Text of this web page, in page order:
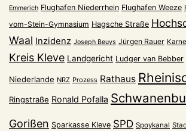
Emmerich Flughafen Niederrhein Flughafen Weeze
vom-Stein-Gymnasium Hagsche Straße
Waal Inzidenz Joseph Beuys Jürgen Rauer
Kreis Kleve Landgericht Ludger van Bebber
Niederlande NRZ Prozess Rathaus
Ringstraße Ronald Pofalla
Gorißen Sparkasse Kleve SPD Spoykanal